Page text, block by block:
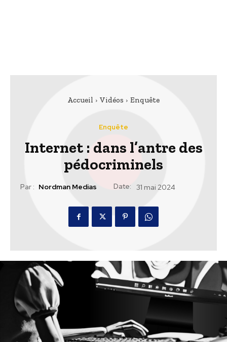
Accueil Vidéos Enquête
Enquête
Internet : dans l’antre des
pédocriminels
Par : Nordman Medias Date: 31 mai 2024